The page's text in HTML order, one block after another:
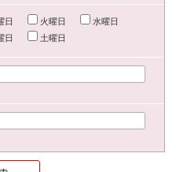
日 火曜日
水曜日
日 土曜日